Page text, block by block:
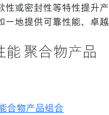
或密封性等特性提升产
地提供可靠性能、卓越
能 聚合物产品
合物产品组合